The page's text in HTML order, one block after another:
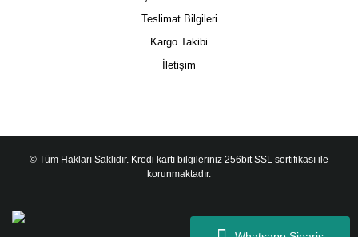
Teslimat Bilgileri
Kargo Takibi
İletişim
© Tüm Hakları Saklıdır. Kredi kartı bilgileriniz 256bit SSL sertifikası ile
korunmaktadır.